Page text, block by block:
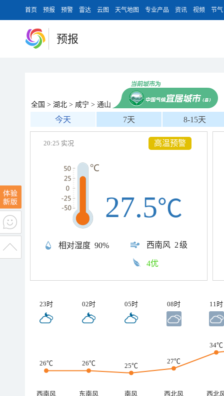
首页 预报 预警 雷达 云图 天气地图 专业产品 资讯 视频 节气
预报
全国 > 湖北 > 咸宁 > 通山
今天 7天 8-15天
20:25 实况
相对湿度 90% 西南风 2级
27.5℃
4优
高温预警
23时 02时 05时 08时 11时
26℃ 26℃ 25℃
27℃
34℃
西南风 东南风 南风 西北风
西北